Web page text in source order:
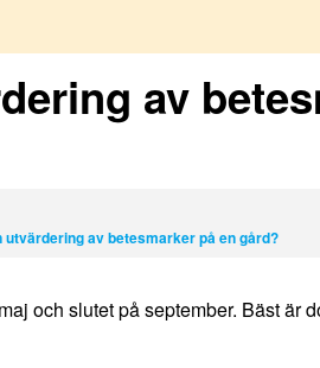
av
utvärdering av betesmarker på en gård?
och slutet på september. Bäst är